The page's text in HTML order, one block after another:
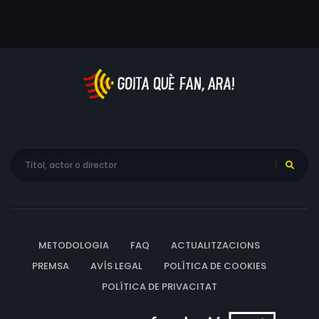
permanent línia ascendent, Essie Davis (The Babadook,
Nitram), i Thomasin McKenzie (Jojo Rabbit, Última noche
l’aplaudiment de públic i crítica.
METODOLOGIA FAQ
ACTUALITZACIONS
PREMSA
AVÍS LEGAL
POLÍTICA DE COOKIES
POLÍTICA DE PRIVACITAT